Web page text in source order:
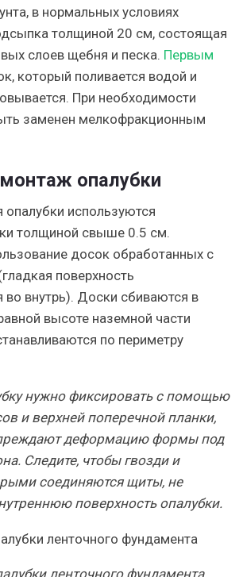
в нормальных условиях
толщиной 20 см, состоящая
слоев щебня и песка. Первым
который поливается водой и
При необходимости
заменен мелкофракционным
опалубки
используются
толщиной свыше 0.5 см.
досок обработанных с
поверхность
во внутрь). Доски сбиваются в
высоте наземной части
по периметру
нужно фиксировать с помощью
и верхней поперечной планки,
деформацию формы под
Следите, чтобы гвозди и
соединяются щиты, не
поверхность опалубки.